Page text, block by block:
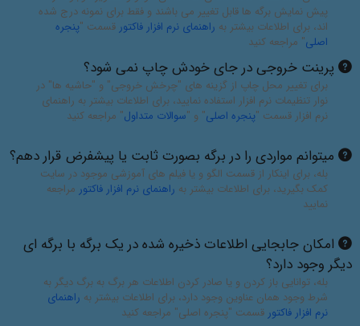
پیش نمایش برگه ها قابل تغییر می باشند و فقط برای نمونه درج شده
اند، برای اطلاعات بیشتر به راهنمای نرم افزار فاکتور قسمت "پنجره
اصلی" مراجعه کنید
پرینت خروجی در جای خودش چاپ نمی شود؟
برای تغییر محل چاپ از گزینه های "چرخش خروجی" و "حاشیه ها" در
نوار تنظیمات نرم افزار استفاده نمایید، برای اطلاعات بیشتر به راهنمای
نرم افزار قسمت "پنجره اصلی" و "سوالات متداول" مراجعه کنید
میتوانم مواردی را در برگه بصورت ثابت یا پیشفرض قرار دهم؟
بله، برای اینکار از قسمت الگو و یا فیلم های آموزشی موجود در سایت
کمک بگیرید، برای اطلاعات بیشتر به راهنمای نرم افزار فاکتور مراجعه
نمایید
امکان جابجایی اطلاعات ذخیره شده در یک برگه با برگه ای
دیگر وجود دارد؟
بله، توانایی باز کردن و یا صادر کردن اطلاعات هر برگ به برگ دیگر به
شرط وجود همان عناوین وجود دارد، برای اطلاعات بیشتر به راهنمای
نرم افزار فاکتور قسمت "پنجره اصلی" مراجعه کنید